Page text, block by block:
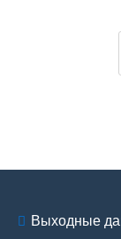
Выходные